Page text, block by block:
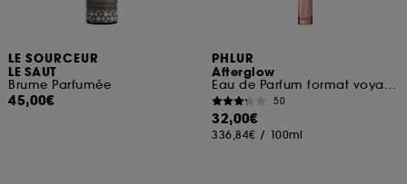
LE SOURCEUR
LE SAUT
Brume Parfumée
45,00€
PHLUR
Afterglow
Eau de Parfum format voyage
50
32,00€
336,84€ / 100ml